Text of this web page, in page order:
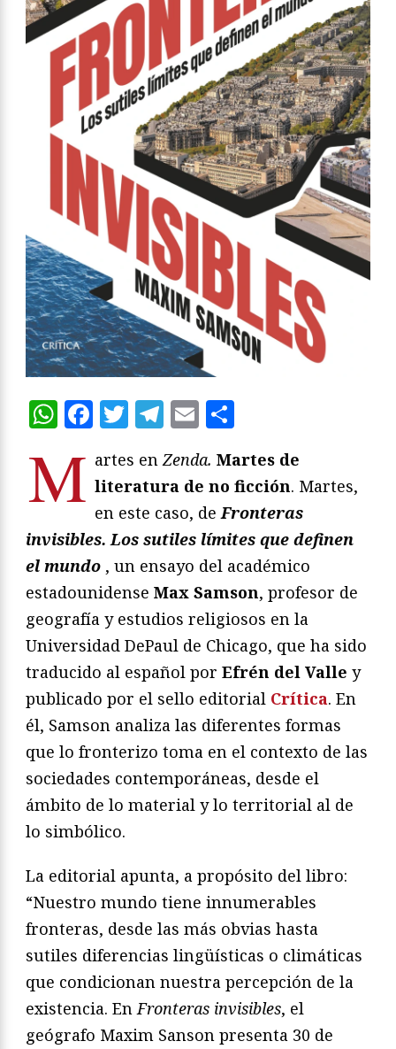
WhatsApp
Facebook
Twitter
Telegram
Email
M artes en Zenda. Martes de
literatura de no ficción. Martes,
en este caso, de Fronteras
invisibles. Los sutiles límites que definen
el mundo , un ensayo del académico
estadounidense Max Samson, profesor de
geografía y estudios religiosos en la
Universidad DePaul de Chicago, que ha sido
traducido al español por Efrén del Valle y
publicado por el sello editorial Crítica. En
él, Samson analiza las diferentes formas
que lo fronterizo toma en el contexto de las
sociedades contemporáneas, desde el
ámbito de lo material y lo territorial al de
lo simbólico.
La editorial apunta, a propósito del libro:
“Nuestro mundo tiene innumerables
fronteras, desde las más obvias hasta
sutiles diferencias lingüísticas o climáticas
que condicionan nuestra percepción de la
existencia. En Fronteras invisibles, el
geógrafo Maxim Sanson presenta 30 de